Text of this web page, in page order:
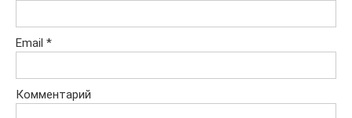
Email *
Комментарий